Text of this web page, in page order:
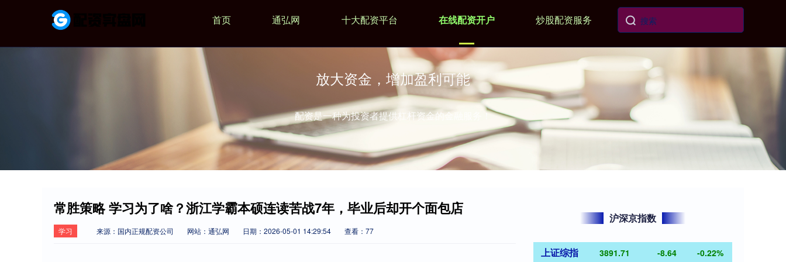
首页 通弘网 十大配资平台 在线配资开户 炒股配资服务
放大资金，增加盈利可能
配资是一种为投资者提供杠杆资金的金融服务！
常胜策略 学习为了啥？浙江学霸本硕连读苦战7年，毕业后却开个面包店
学习 来源：国内正规配资公司 网站：通弘网 日期：2026-05-01 14:29:54 查看：77
沪深京指数
上证综指 3891.71 -8.64 -0.22%